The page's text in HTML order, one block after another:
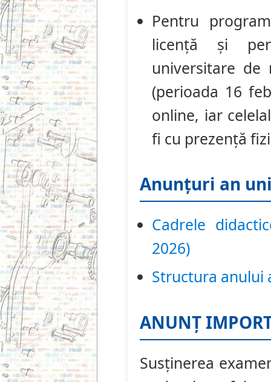
Pentru
licență și
universitare de
(perioada 16
online, iar
fi cu prezență
Anunțuri an
Cadrele
2026)
Structura anului
ANUNȚ
Susținerea